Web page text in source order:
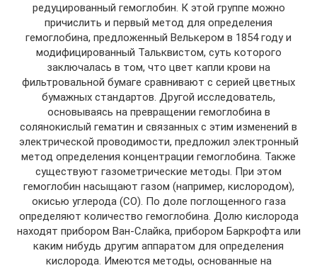
редуцированный гемоглобин. К этой группе можно
причислить и первый метод для определения
гемоглобина, предложенный Велькером в 1854 году и
модифицированный Тальквистом, суть которого
заключалась в том, что цвет капли крови на
фильтровальной бумаге сравнивают с серией цветных
бумажных стандартов. Другой исследователь,
основываясь на превращении гемоглобина в
солянокислый гематин и связанных с этим изменений в
электрической проводимости, предложил электронный
метод определения концентрации гемоглобина. Также
существуют газометрические методы. При этом
гемоглобин насыщают газом (например, кислородом),
окисью углерода (СО). По доле поглощенного газа
определяют количество гемоглобина. Долю кислорода
находят прибором Ван-Слайка, прибором Баркрофта или
каким нибудь другим аппаратом для определения
кислорода. Имеются методы, основанные на